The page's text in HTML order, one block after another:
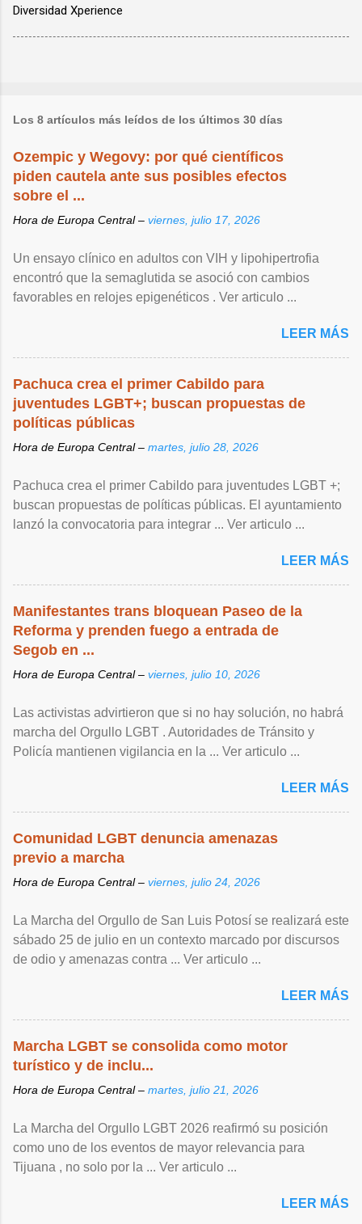
Diversidad Xperience
Los 8 artículos más leídos de los últimos 30 días
Ozempic y Wegovy: por qué científicos
piden cautela ante sus posibles efectos
sobre el ...
Hora de Europa Central – viernes, julio 17, 2026
Un ensayo clínico en adultos con VIH y lipohipertrofia
encontró que la semaglutida se asoció con cambios
favorables en relojes epigenéticos . Ver articulo ...
LEER MÁS
Pachuca crea el primer Cabildo para
juventudes LGBT+; buscan propuestas de
políticas públicas
Hora de Europa Central – martes, julio 28, 2026
Pachuca crea el primer Cabildo para juventudes LGBT +;
buscan propuestas de políticas públicas. El ayuntamiento
lanzó la convocatoria para integrar ... Ver articulo ...
LEER MÁS
Manifestantes trans bloquean Paseo de la
Reforma y prenden fuego a entrada de
Segob en ...
Hora de Europa Central – viernes, julio 10, 2026
Las activistas advirtieron que si no hay solución, no habrá
marcha del Orgullo LGBT . Autoridades de Tránsito y
Policía mantienen vigilancia en la ... Ver articulo ...
LEER MÁS
Comunidad LGBT denuncia amenazas
previo a marcha
Hora de Europa Central – viernes, julio 24, 2026
La Marcha del Orgullo de San Luis Potosí se realizará este
sábado 25 de julio en un contexto marcado por discursos
de odio y amenazas contra ... Ver articulo ...
LEER MÁS
Marcha LGBT se consolida como motor
turístico y de inclu...
Hora de Europa Central – martes, julio 21, 2026
La Marcha del Orgullo LGBT 2026 reafirmó su posición
como uno de los eventos de mayor relevancia para
Tijuana , no solo por la ... Ver articulo ...
LEER MÁS